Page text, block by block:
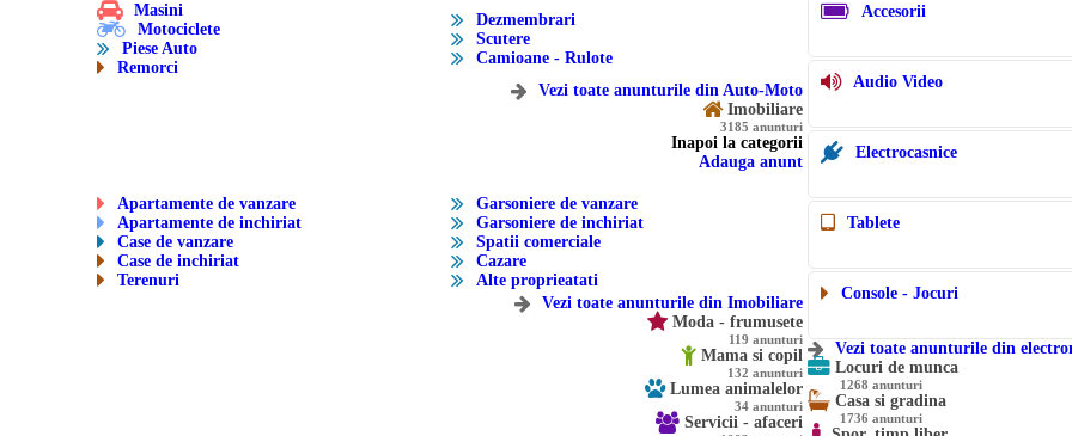
Masini
Motociclete
Piese Auto
Remorci
Dezmembrari
Scutere
Camioane - Rulote
Vezi toate anunturile din Auto-Moto
Imobiliare
3185 anunturi
Inapoi la categorii
Adauga anunt
Apartamente de vanzare
Apartamente de inchiriat
Case de vanzare
Case de inchiriat
Terenuri
Garsoniere de vanzare
Garsoniere de inchiriat
Spatii comerciale
Cazare
Alte proprieatati
Vezi toate anunturile din Imobiliare
Moda - frumusete
119 anunturi
Mama si copil
132 anunturi
Lumea animalelor
34 anunturi
Servicii - afaceri
Accesorii
Audio Video
Electrocasnice
Tablete
Console - Jocuri
Vezi toate anunturile din
Locuri de munca
1268 anunturi
Casa si gradina
1736 anunturi